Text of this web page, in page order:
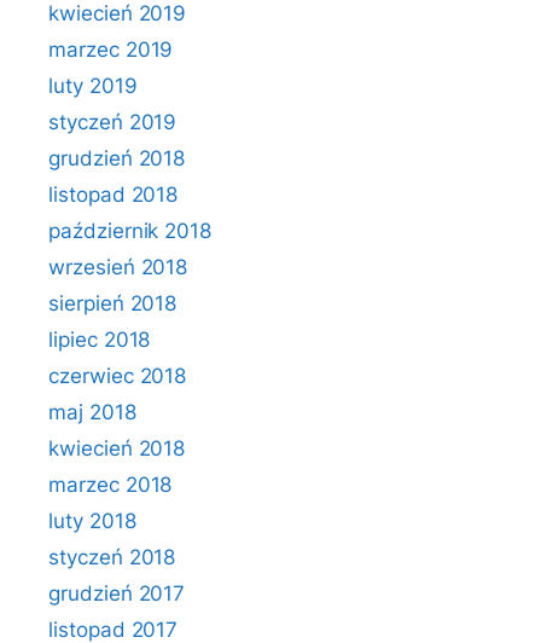
kwiecień 2019
marzec 2019
luty 2019
styczeń 2019
grudzień 2018
listopad 2018
październik 2018
wrzesień 2018
sierpień 2018
lipiec 2018
czerwiec 2018
maj 2018
kwiecień 2018
marzec 2018
luty 2018
styczeń 2018
grudzień 2017
listopad 2017